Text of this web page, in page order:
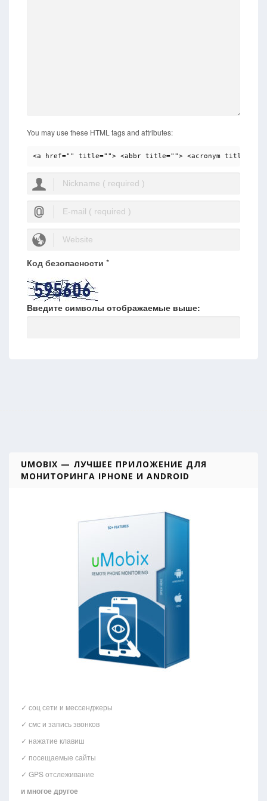
You may use these HTML tags and attributes:
<a href="" title=""> <abbr title=""> <acronym title="">
Код безопасности *
Введите символы отображаемые выше:
UMOBIX — ЛУЧШЕЕ ПРИЛОЖЕНИЕ ДЛЯ
МОНИТОРИНГА IPHONE И ANDROID
✓ соц сети и мессенджеры
✓ смс и запись звонков
✓ нажатие клавиш
✓ посещаемые сайты
✓ GPS отслеживание
и многое другое